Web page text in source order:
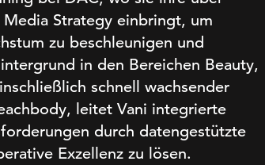
Strategy einbringt, um
zu beschleunigen und
in den Bereichen Beauty,
schnell wachsender
leitet Vani integrierte
durch datengestützte
Exzellenz zu lösen.